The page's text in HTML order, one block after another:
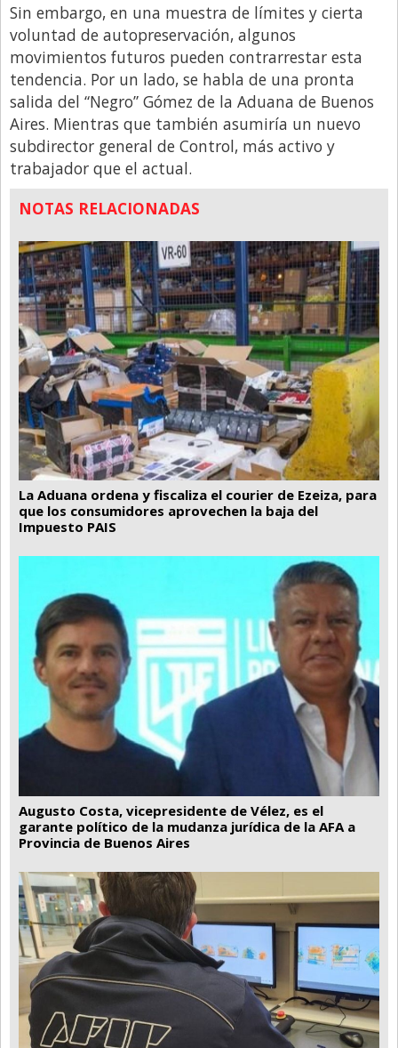
Sin embargo, en una muestra de límites y cierta
voluntad de autopreservación, algunos
movimientos futuros pueden contrarrestar esta
tendencia. Por un lado, se habla de una pronta
salida del “Negro” Gómez de la Aduana de Buenos
Aires. Mientras que también asumiría un nuevo
subdirector general de Control, más activo y
trabajador que el actual.
NOTAS RELACIONADAS
La Aduana ordena y fiscaliza el courier de Ezeiza, para
que los consumidores aprovechen la baja del
Impuesto PAIS
Augusto Costa, vicepresidente de Vélez, es el
garante político de la mudanza jurídica de la AFA a
Provincia de Buenos Aires